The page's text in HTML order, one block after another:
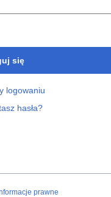
się
logowaniu
hasła?
prawne